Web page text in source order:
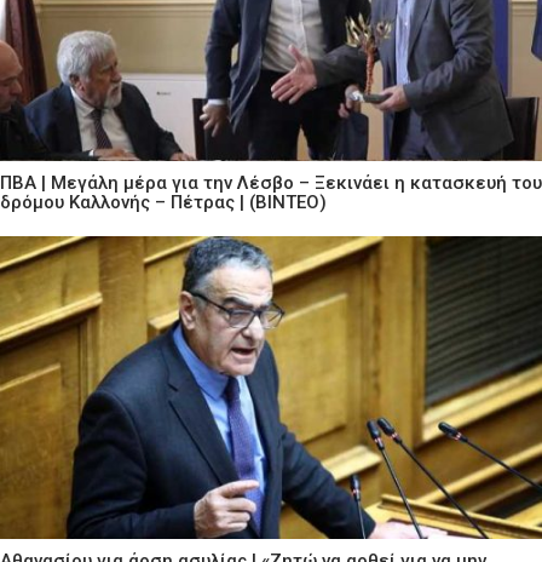
ΠΒΑ | Μεγάλη μέρα για την Λέσβο – Ξεκινάει η κατασκευή του
δρόμου Καλλονής – Πέτρας | (ΒΙΝΤΕΟ)